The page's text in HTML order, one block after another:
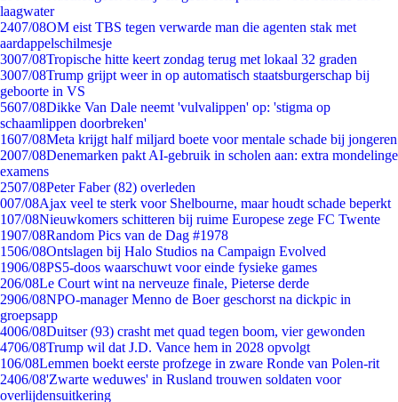
laagwater
2407/08OM eist TBS tegen verwarde man die agenten stak met
aardappelschilmesje
3007/08Tropische hitte keert zondag terug met lokaal 32 graden
3007/08Trump grijpt weer in op automatisch staatsburgerschap bij
geboorte in VS
5607/08Dikke Van Dale neemt 'vulvalippen' op: 'stigma op
schaamlippen doorbreken'
1607/08Meta krijgt half miljard boete voor mentale schade bij jongeren
2007/08Denemarken pakt AI-gebruik in scholen aan: extra mondelinge
examens
2507/08Peter Faber (82) overleden
007/08Ajax veel te sterk voor Shelbourne, maar houdt schade beperkt
107/08Nieuwkomers schitteren bij ruime Europese zege FC Twente
1907/08Random Pics van de Dag #1978
1506/08Ontslagen bij Halo Studios na Campaign Evolved
1906/08PS5-doos waarschuwt voor einde fysieke games
206/08Le Court wint na nerveuze finale, Pieterse derde
2906/08NPO-manager Menno de Boer geschorst na dickpic in
groepsapp
4006/08Duitser (93) crasht met quad tegen boom, vier gewonden
4706/08Trump wil dat J.D. Vance hem in 2028 opvolgt
106/08Lemmen boekt eerste profzege in zware Ronde van Polen-rit
2406/08'Zwarte weduwes' in Rusland trouwen soldaten voor
overlijdensuitkering